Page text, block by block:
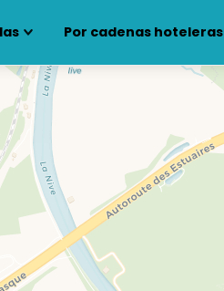
Por cadenas hoteleras